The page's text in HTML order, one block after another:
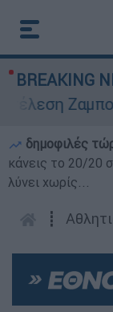
BREAKING
δημοφιλές
κάνεις το 20/20
λύνει χωρίς...
┋